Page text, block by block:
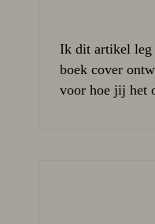
Ik dit artikel leg
boek cover
voor hoe jij het